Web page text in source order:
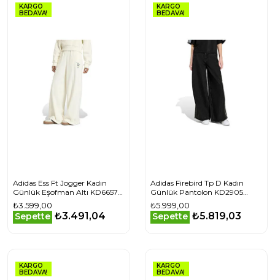
KARGO
BEDAVA!
Adidas Ess Ft Jogger Kadın
Günlük Eşofman Altı KD6657
Beyaz
₺3.599,00
Sepette ₺3.491,04
KARGO
BEDAVA!
Adidas Firebird Tp D Kadın
Günlük Pantolon KD2905
Siyah
₺5.999,00
Sepette ₺5.819,03
KARGO
BEDAVA!
KARGO
BEDAVA!